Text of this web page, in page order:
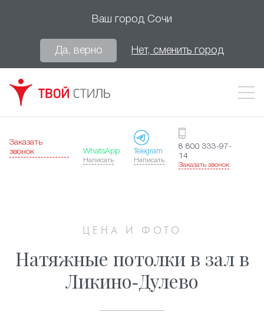
Ваш город Сочи
Да, верно Нет, сменить город
Заказать
звонок
WhatsApp
Написать
Telegram
Написать
8 800 333-97-
14
Заказать звонок
ЦЕНА И ФОТО
Натяжные потолки в зал в
Ликино-Дулево